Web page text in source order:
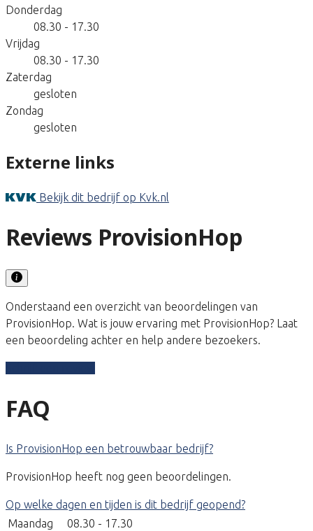
Donderdag
08.30 - 17.30
Vrijdag
08.30 - 17.30
Zaterdag
gesloten
Zondag
gesloten
Externe links
Bekijk dit bedrijf op Kvk.nl
Reviews ProvisionHop
Onderstaand een overzicht van beoordelingen van
ProvisionHop. Wat is jouw ervaring met ProvisionHop? Laat
een beoordeling achter en help andere bezoekers.
FAQ
Is ProvisionHop een betrouwbaar bedrijf?
ProvisionHop heeft nog geen beoordelingen.
Op welke dagen en tijden is dit bedrijf geopend?
Maandag
08.30 - 17.30